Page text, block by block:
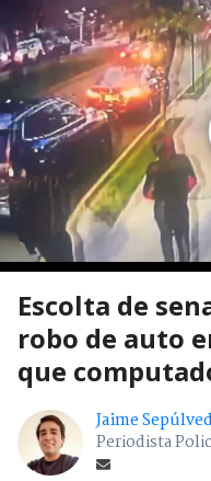
Escolta de
robo de auto
que
Jaime
Periodista